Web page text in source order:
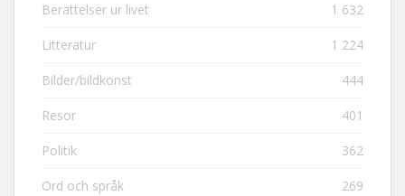
Berättelser ur livet 1 632
Litteratur 1 224
Bilder/bildkonst 444
Resor 401
Politik 362
Ord och språk 269